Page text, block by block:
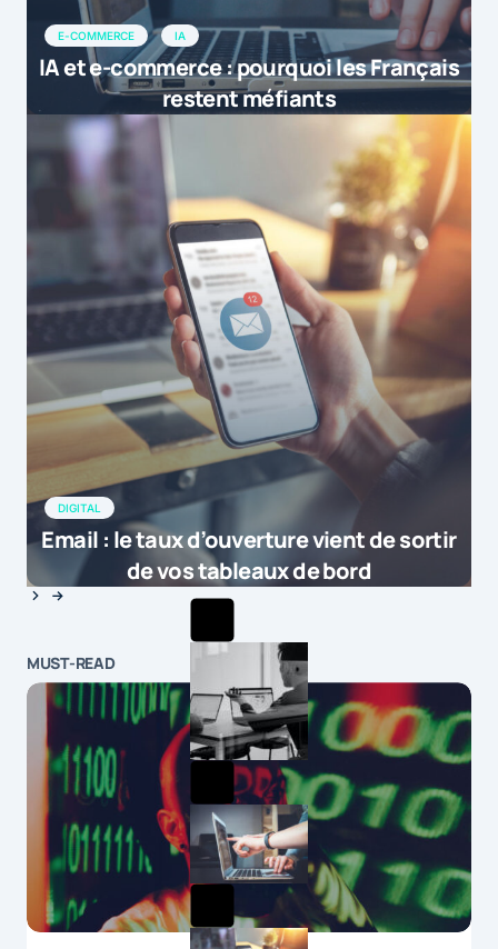
E-COMMERCE IA
IA et e-commerce : pourquoi les Français
restent méfiants
DIGITAL
Email : le taux d’ouverture vient de sortir
de vos tableaux de bord
MUST-READ